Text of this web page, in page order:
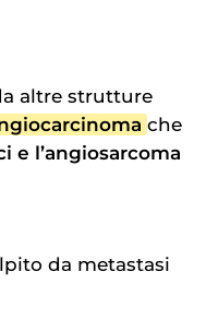
altre strutture
che
e l’angiosarcoma
da metastasi